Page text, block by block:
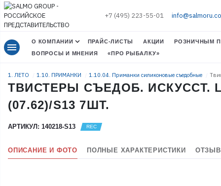
+7 (495) 223-55-01
menu О КОМПАНИИ ПРАЙС-ЛИСТЫ АКЦИИ
РОЗНИЧНЫМ
ВОПРОСЫ И МНЕНИЯ
«ПРО РЫБАЛКУ»
1. ЛЕТО 1.10. ПРИМАНКИ 1.10.04. Приманки силиконовые съедобные
ТВИСТЕРЫ СЪЕДОБ. ИСКУССТ. LJ
(07.62)/S13 7ШТ.
АРТИКУЛ: 140218-S13
ОПИСАНИЕ И ФОТО ПОЛНЫЕ ХАРАКТЕРИСТИКИ